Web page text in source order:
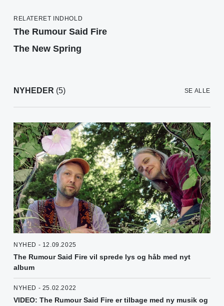
RELATERET INDHOLD
The Rumour Said Fire
The New Spring
NYHEDER (5) SE ALLE
NYHED - 12.09.2025
The Rumour Said Fire vil sprede lys og håb med nyt
album
NYHED - 25.02.2022
VIDEO: The Rumour Said Fire er tilbage med ny musik og